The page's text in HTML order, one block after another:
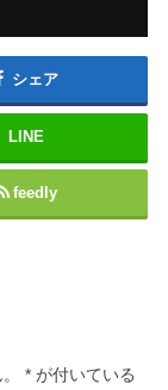
シェア
LINE
feedly
* が付いている